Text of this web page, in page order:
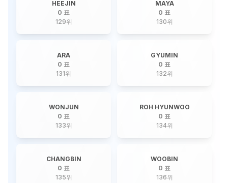
HEEJIN
0 표
129위
MAYA
0 표
130위
ARA
0 표
131위
GYUMIN
0 표
132위
WONJUN
0 표
133위
ROH HYUNWOO
0 표
134위
CHANGBIN
0 표
135위
WOOBIN
0 표
136위